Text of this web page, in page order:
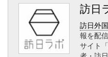
訪日
訪日外
報を配
サイト